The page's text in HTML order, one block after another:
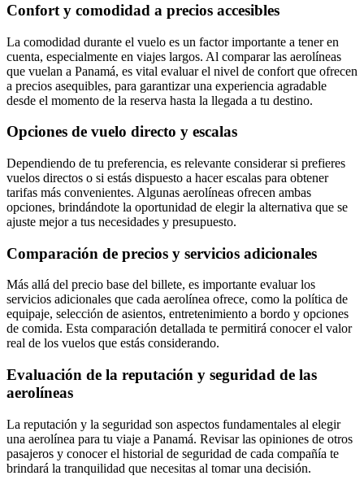
Confort y comodidad a precios accesibles
La comodidad durante el vuelo es un factor importante a tener en
cuenta, especialmente en viajes largos. Al comparar las aerolíneas
que vuelan a Panamá, es vital evaluar el nivel de confort que ofrecen
a precios asequibles, para garantizar una experiencia agradable
desde el momento de la reserva hasta la llegada a tu destino.
Opciones de vuelo directo y escalas
Dependiendo de tu preferencia, es relevante considerar si prefieres
vuelos directos o si estás dispuesto a hacer escalas para obtener
tarifas más convenientes. Algunas aerolíneas ofrecen ambas
opciones, brindándote la oportunidad de elegir la alternativa que se
ajuste mejor a tus necesidades y presupuesto.
Comparación de precios y servicios adicionales
Más allá del precio base del billete, es importante evaluar los
servicios adicionales que cada aerolínea ofrece, como la política de
equipaje, selección de asientos, entretenimiento a bordo y opciones
de comida. Esta comparación detallada te permitirá conocer el valor
real de los vuelos que estás considerando.
Evaluación de la reputación y seguridad de las
aerolíneas
La reputación y la seguridad son aspectos fundamentales al elegir
una aerolínea para tu viaje a Panamá. Revisar las opiniones de otros
pasajeros y conocer el historial de seguridad de cada compañía te
brindará la tranquilidad que necesitas al tomar una decisión.